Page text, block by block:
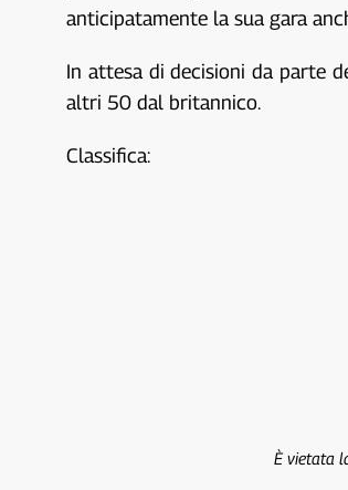
anticipatamente la sua gara
In attesa di decisioni da parte
altri 50 dal britannico.
Classifica:
È vietata